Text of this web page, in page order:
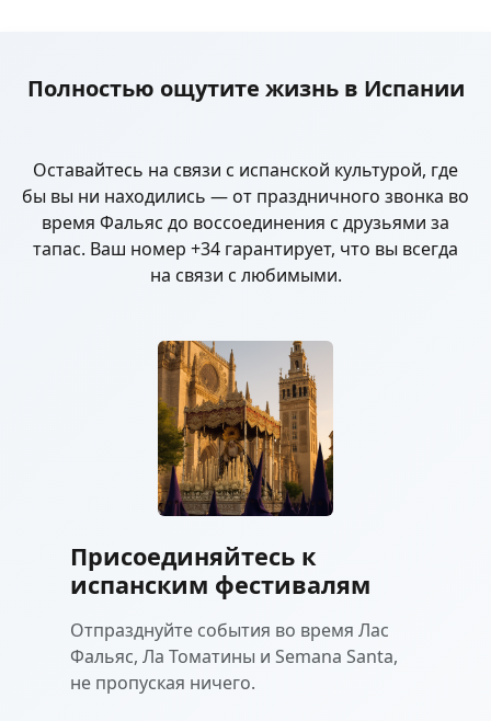
Полностью ощутите жизнь в Испании
Оставайтесь на связи с испанской культурой, где
бы вы ни находились — от праздничного звонка во
время Фальяс до воссоединения с друзьями за
тапас. Ваш номер +34 гарантирует, что вы всегда
на связи с любимыми.
Присоединяйтесь к
испанским фестивалям
Отпразднуйте события во время Лас
Фальяс, Ла Томатины и Semana Santa,
не пропуская ничего.